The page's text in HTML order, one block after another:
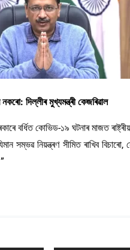
দিল্লীৰ মুখ্যমন্ত্ৰী কেজৰিৱাল
বৰ্ধিত কোভিড-১৯ ঘটনাৰ মাজত
নিয়ন্ত্ৰণ সীমিত ৰাখিব